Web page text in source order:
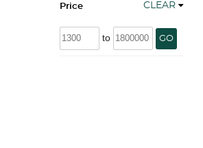
Price CLEAR
to GO